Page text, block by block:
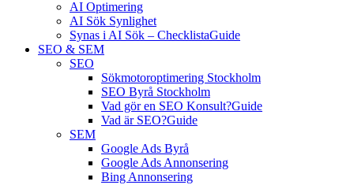
AI Optimering
AI Sök Synlighet
Synas i AI Sök – ChecklistaGuide
SEO & SEM
SEO
Sökmotoroptimering Stockholm
SEO Byrå Stockholm
Vad gör en SEO Konsult?Guide
Vad är SEO?Guide
SEM
Google Ads Byrå
Google Ads Annonsering
Bing Annonsering